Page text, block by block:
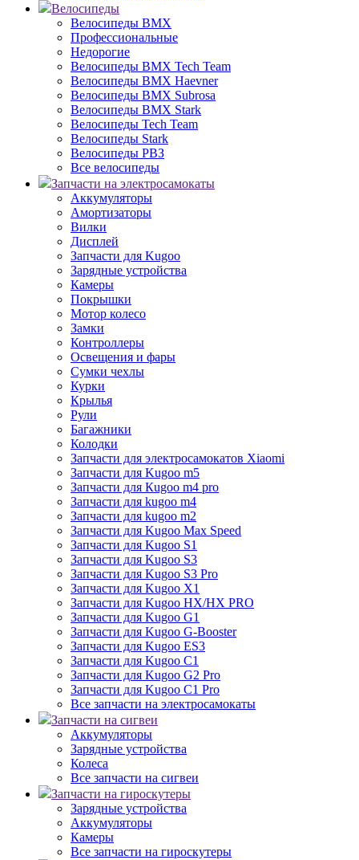
Велосипеды
Велосипеды BMX
Профессиональные
Недорогие
Велосипеды BMX Tech Team
Велосипеды BMX Haevner
Велосипеды BMX Subrosa
Велосипеды BMX Stark
Велосипеды Tech Team
Велосипеды Stark
Велосипеды РВЗ
Все велосипеды
Запчасти на электросамокаты
Аккумуляторы
Амортизаторы
Вилки
Дисплей
Запчасти для Kugoo
Зарядные устройства
Камеры
Покрышки
Мотор колесо
Замки
Контроллеры
Освещения и фары
Сумки чехлы
Курки
Крылья
Рули
Багажники
Колодки
Запчасти для электросамокатов Xiaomi
Запчасти для Kugoo m5
Запчасти для Кugoo m4 pro
Запчасти для kugoo m4
Запчасти для kugoo m2
Запчасти для Kugoo Max Speed
Запчасти для Kugoo S1
Запчасти для Kugoo S3
Запчасти для Kugoo S3 Pro
Запчасти для Kugoo X1
Запчасти для Kugoo HX/HX PRO
Запчасти для Kugoo G1
Запчасти для Kugoo G-Booster
Запчасти для Kugoo ES3
Запчасти для Kugoo C1
Запчасти для Kugoo G2 Pro
Запчасти для Kugoo C1 Pro
Все запчасти на электросамокаты
Запчасти на сигвеи
Аккумуляторы
Зарядные устройства
Колеса
Все запчасти на сигвеи
Запчасти на гироскутеры
Зарядные устройства
Аккумуляторы
Камеры
Все запчасти на гироскутеры